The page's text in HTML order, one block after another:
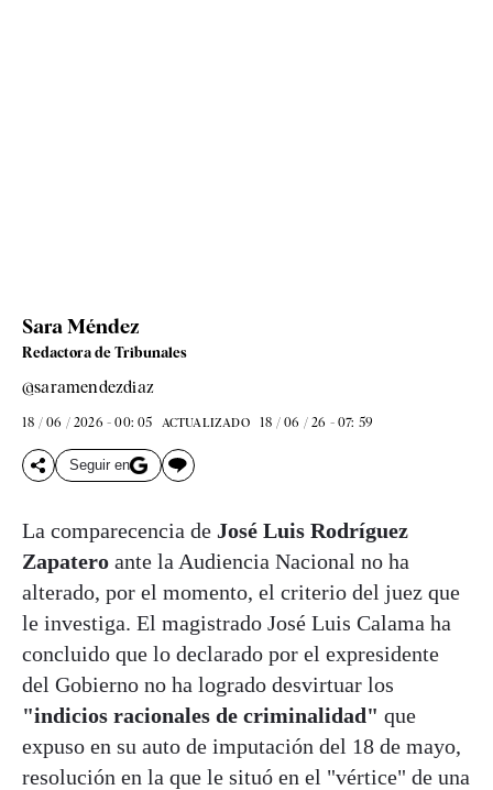
Sara Méndez
Redactora de Tribunales
@saramendezdiaz
18 / 06 / 2026 - 00: 05 ACTUALIZADO 18 / 06 / 26 - 07: 59
Seguir en
La comparecencia de José Luis Rodríguez
Zapatero ante la Audiencia Nacional no ha
alterado, por el momento, el criterio del juez que
le investiga. El magistrado José Luis Calama ha
concluido que lo declarado por el expresidente
del Gobierno no ha logrado desvirtuar los
"indicios racionales de criminalidad" que
expuso en su auto de imputación del 18 de mayo,
resolución en la que le situó en el "vértice" de una